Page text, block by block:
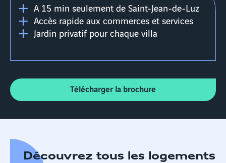
A 15 min seulement de Saint-Jean-de-Luz
Accès rapide aux commerces et services
Jardin privatif pour chaque villa
Télécharger la brochure
Découvrez tous les logements